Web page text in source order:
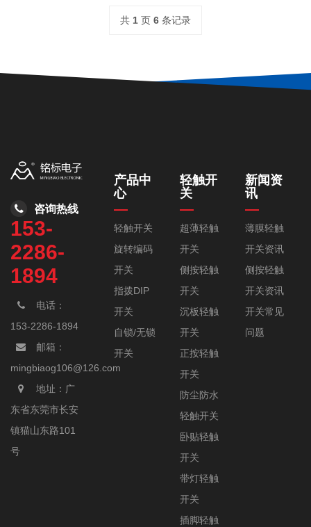
共 1 页 6 条记录
咨询热线
153-
2286-
1894
电话：
153-2286-1894
邮箱：
mingbiaog106@126.com
地址：广
东省东莞市长安
镇猫山东路101
号
产品中
心
轻触开关
旋转编码
开关
指拨DIP
开关
自锁/无锁
开关
轻触开
关
超薄轻触
开关
侧按轻触
开关
沉板轻触
开关
正按轻触
开关
防尘防水
轻触开关
卧贴轻触
开关
带灯轻触
开关
插脚轻触
新闻资
讯
薄膜轻触
开关资讯
侧按轻触
开关资讯
开关常见
问题